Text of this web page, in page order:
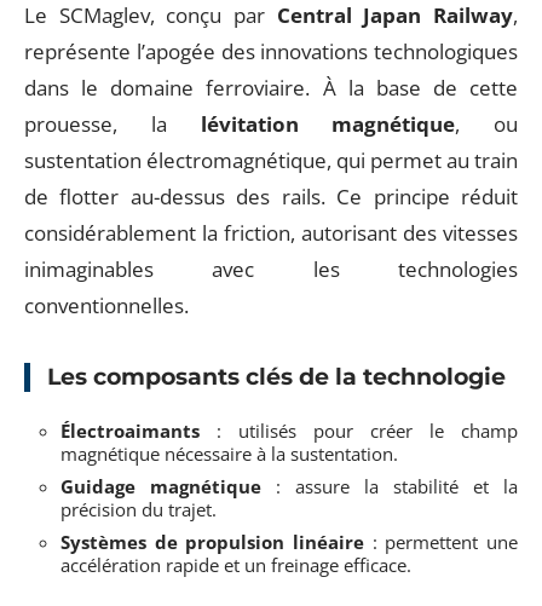
Le SCMaglev, conçu par Central Japan Railway,
représente l’apogée des innovations technologiques
dans le domaine ferroviaire. À la base de cette
prouesse, la lévitation magnétique, ou
sustentation électromagnétique, qui permet au train
de flotter au-dessus des rails. Ce principe réduit
considérablement la friction, autorisant des vitesses
inimaginables avec les technologies
conventionnelles.
Les composants clés de la technologie
Électroaimants : utilisés pour créer le champ
magnétique nécessaire à la sustentation.
Guidage magnétique : assure la stabilité et la
précision du trajet.
Systèmes de propulsion linéaire : permettent une
accélération rapide et un freinage efficace.